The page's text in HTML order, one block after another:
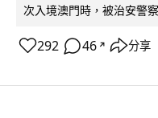
次入境澳門時，被治安警
292 46 ↗ 分享